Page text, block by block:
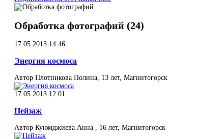
Обработка фотографий (24)
17.05.2013 14:46
Энергия космоса
Автор Плотникова Полина, 13 лет, Магнитогорск
17.05.2013 12:01
Пейзаж
Автор Куюмджиева Анна , 16 лет, Магнитогорск